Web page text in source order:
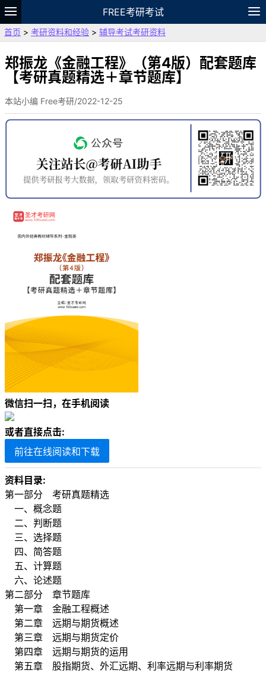
FREE考研考试
题库
故事 专题 APP 笔记
VIP
资料
首页 > 考研资料和经验 > 辅导考试考研资料
郑振龙《金融工程》（第4版）配套题库
【考研真题精选＋章节题库】
本站小编 Free考研/2022-12-25
微信扫一扫，在手机阅读
或者直接点击:
前往在线阅读和下载
资料目录:
第一部分 考研真题精选
一、概念题
二、判断题
三、选择题
四、简答题
五、计算题
六、论述题
第二部分 章节题库
第一章 金融工程概述
第二章 远期与期货概述
第三章 远期与期货定价
第四章 远期与期货的运用
第五章 股指期货、外汇远期、利率远期与利率期货